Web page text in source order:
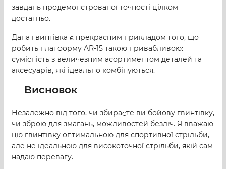
завдань продемонстрованої точності цілком
достатньо.
Дана гвинтівка є прекрасним прикладом того, що
робить платформу AR-15 такою привабливою:
сумісність з величезним асортиментом деталей та
аксесуарів, які ідеально комбінуються.
Висновок
Незалежно від того, чи збираєте ви бойову гвинтівку,
чи зброю для змагань, можливостей безліч. Я вважаю
цю гвинтівку оптимальною для спортивної стрільби,
але не ідеальною для високоточної стрільби, якій сам
надаю перевагу.